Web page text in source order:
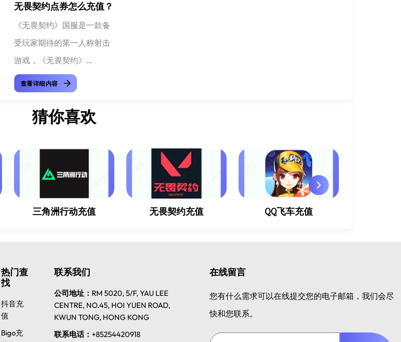
无畏契约点券怎么充值？
《无畏契约》国服是一款备
受玩家期待的第一人称射击
游戏，《无畏契约》
(VALORANT)点券的充值教
程可以归纳为以下几个步
骤： 一、 无畏契约游戏中充
店，进...
查看详细内容
猜你喜欢
三角洲行动充值 无畏契约充值 QQ飞车充值
热门查
找
抖音充
值
Bigo充
联系我们
公司地址： RM 5020, 5/F, YAU LEE
CENTRE, NO.45, HOI YUEN ROAD,
KWUN TONG, HONG KONG
联系电话： +85254420918
在线留言
您有什么需求可以在线提交您的电子邮箱，我们会尽
快和您联系。